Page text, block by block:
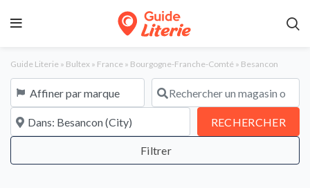
Guide Literie » Bultex » France » Bourgogne-Franche-Comté » Besancon
Affiner par marque Rechercher un magasin ou une
À proximité de RECHERCHER